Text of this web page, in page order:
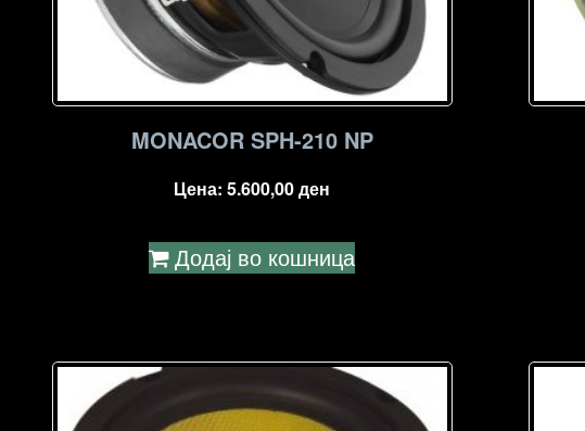
MONACOR SPH-210 NP
Цена:5.600,00ден
Додај во кошница